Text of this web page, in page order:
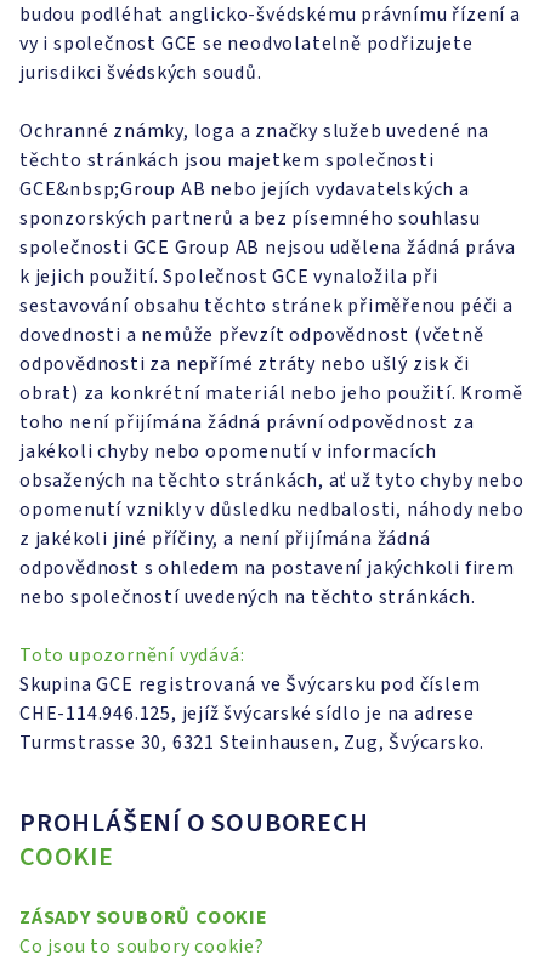
budou podléhat anglicko-švédskému právnímu řízení a
vy i společnost GCE se neodvolatelně podřizujete
jurisdikci švédských soudů.
Ochranné známky, loga a značky služeb uvedené na
těchto stránkách jsou majetkem společnosti
GCE&nbsp;Group AB nebo jejích vydavatelských a
sponzorských partnerů a bez písemného souhlasu
společnosti GCE Group AB nejsou udělena žádná práva
k jejich použití. Společnost GCE vynaložila při
sestavování obsahu těchto stránek přiměřenou péči a
dovednosti a nemůže převzít odpovědnost (včetně
odpovědnosti za nepřímé ztráty nebo ušlý zisk či
obrat) za konkrétní materiál nebo jeho použití. Kromě
toho není přijímána žádná právní odpovědnost za
jakékoli chyby nebo opomenutí v informacích
obsažených na těchto stránkách, ať už tyto chyby nebo
opomenutí vznikly v důsledku nedbalosti, náhody nebo
z jakékoli jiné příčiny, a není přijímána žádná
odpovědnost s ohledem na postavení jakýchkoli firem
nebo společností uvedených na těchto stránkách.
Toto upozornění vydává:
Skupina GCE registrovaná ve Švýcarsku pod číslem
CHE-114.946.125, jejíž švýcarské sídlo je na adrese
Turmstrasse 30, 6321 Steinhausen, Zug, Švýcarsko.
PROHLÁŠENÍ O SOUBORECH
COOKIE
ZÁSADY SOUBORŮ COOKIE
Co jsou to soubory cookie?